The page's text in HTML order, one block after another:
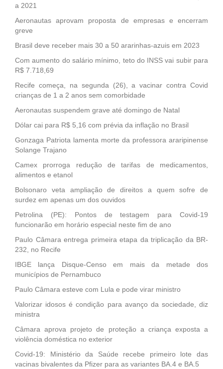
a 2021
Aeronautas aprovam proposta de empresas e encerram
greve
Brasil deve receber mais 30 a 50 ararinhas-azuis em 2023
Com aumento do salário mínimo, teto do INSS vai subir para
R$ 7.718,69
Recife começa, na segunda (26), a vacinar contra Covid
crianças de 1 a 2 anos sem comorbidade
Aeronautas suspendem grave até domingo de Natal
Dólar cai para R$ 5,16 com prévia da inflação no Brasil
Gonzaga Patriota lamenta morte da professora araripinense
Solange Trajano
Camex prorroga redução de tarifas de medicamentos,
alimentos e etanol
Bolsonaro veta ampliação de direitos a quem sofre de
surdez em apenas um dos ouvidos
Petrolina (PE): Pontos de testagem para Covid-19
funcionarão em horário especial neste fim de ano
Paulo Câmara entrega primeira etapa da triplicação da BR-
232, no Recife
IBGE lança Disque-Censo em mais da metade dos
municípios de Pernambuco
Paulo Câmara esteve com Lula e pode virar ministro
Valorizar idosos é condição para avanço da sociedade, diz
ministra
Câmara aprova projeto de proteção a criança exposta a
violência doméstica no exterior
Covid-19: Ministério da Saúde recebe primeiro lote das
vacinas bivalentes da Pfizer para as variantes BA.4 e BA.5